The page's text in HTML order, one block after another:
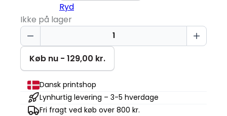
Ryd
Ikke på lager
Astrosaur
T-
shirt
|
Børn
antal
Køb nu - 129,00 kr.
Dansk printshop
Lynhurtig levering – 3-5 hverdage
Fri fragt ved køb over 800 kr.